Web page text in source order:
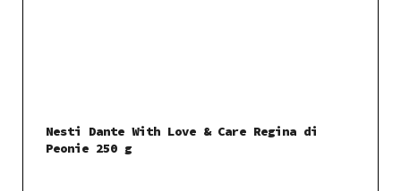
Nesti Dante With Love & Care Regina di
Peonie 250 g